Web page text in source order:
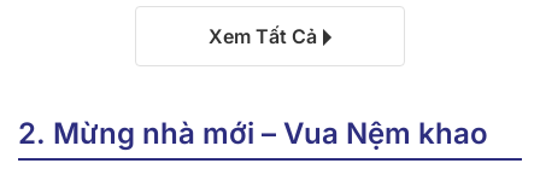
Xem Tất Cả
2. Mừng nhà mới – Vua Nệm khao